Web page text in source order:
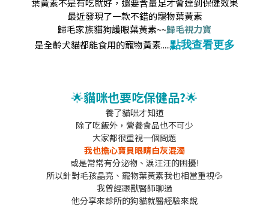
葉黃素不是有吃就好，還要含量足才會達到保健效果
最近發現了一款不錯的寵物葉黃素
歸毛家族貓狗護眼葉黃素~~歸毛視力寶
是全齡犬貓都能食用的寵物黃素.....點我查看更多
🌟貓咪也要吃保健品?🌟
養了貓咪才知道
除了吃飯外，營養食品也不可少
大家都很重視一個問題
我也擔心寶貝眼睛白灰混濁
或是常常有分泌物、淚汪汪的困擾!
所以針對毛孩晶亮、寵物葉黃素我也相當重視💦
我曾經跟獸醫師聊過
他分享來診所的狗貓就醫經驗來說